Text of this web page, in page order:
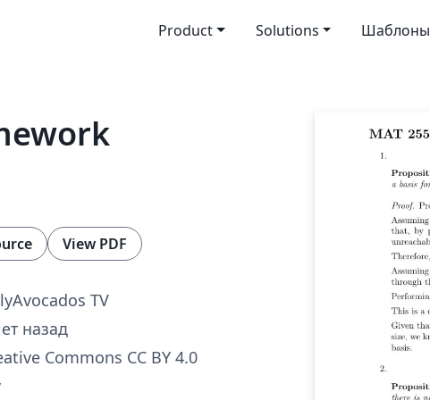
Product Solutions Шаблоны
View PDF
TV
назад
Commons CC BY 4.0